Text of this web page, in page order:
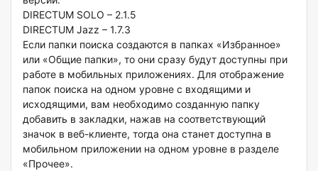
DIRECTUM SOLO – 2.1.5
DIRECTUM Jazz – 1.7.3
Если папки поиска создаются в папках «Избранное»
или «Общие папки», то они сразу будут доступны при
работе в мобильных приложениях. Для отображение
папок поиска на одном уровне с входящими и
исходящими, вам необходимо созданную папку
добавить в закладки, нажав на соответствующий
значок в веб-клиенте, тогда она станет доступна в
мобильном приложении на одном уровне в разделе
«Прочее».